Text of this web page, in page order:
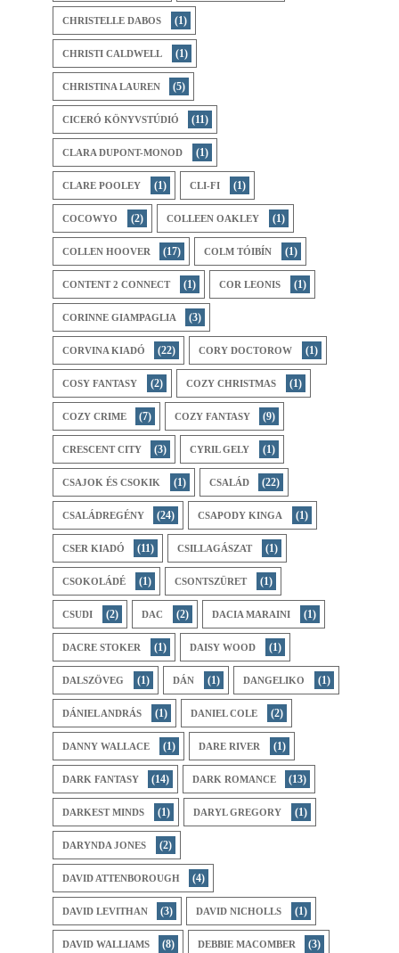
CHRISTELLE DABOS (1)
CHRISTI CALDWELL (1)
CHRISTINA LAUREN (5)
CICERÓ KÖNYVSTÚDIÓ (11)
CLARA DUPONT-MONOD (1)
CLARE POOLEY (1) CLI-FI (1)
COCOWYO (2) COLLEEN OAKLEY (1)
COLLEN HOOVER (17) COLM TÓIBÍN (1)
CONTENT 2 CONNECT (1) COR LEONIS (1)
CORINNE GIAMPAGLIA (3)
CORVINA KIADÓ (22) CORY DOCTOROW (1)
COSY FANTASY (2) COZY CHRISTMAS (1)
COZY CRIME (7) COZY FANTASY (9)
CRESCENT CITY (3) CYRIL GELY (1)
CSAJOK ÉS CSOKIK (1) CSALÁD (22)
CSALÁDREGÉNY (24) CSAPODY KINGA (1)
CSER KIADÓ (11) CSILLAGÁSZAT (1)
CSOKOLÁDÉ (1) CSONTSZÜRET (1)
CSUDI (2) DAC (2) DACIA MARAINI (1)
DACRE STOKER (1) DAISY WOOD (1)
DALSZÖVEG (1) DÁN (1) DANGELIKO (1)
DÁNIEL ANDRÁS (1) DANIEL COLE (2)
DANNY WALLACE (1) DARE RIVER (1)
DARK FANTASY (14) DARK ROMANCE (13)
DARKEST MINDS (1) DARYL GREGORY (1)
DARYNDA JONES (2)
DAVID ATTENBOROUGH (4)
DAVID LEVITHAN (3) DAVID NICHOLLS (1)
DAVID WALLIAMS (8) DEBBIE MACOMBER (3)